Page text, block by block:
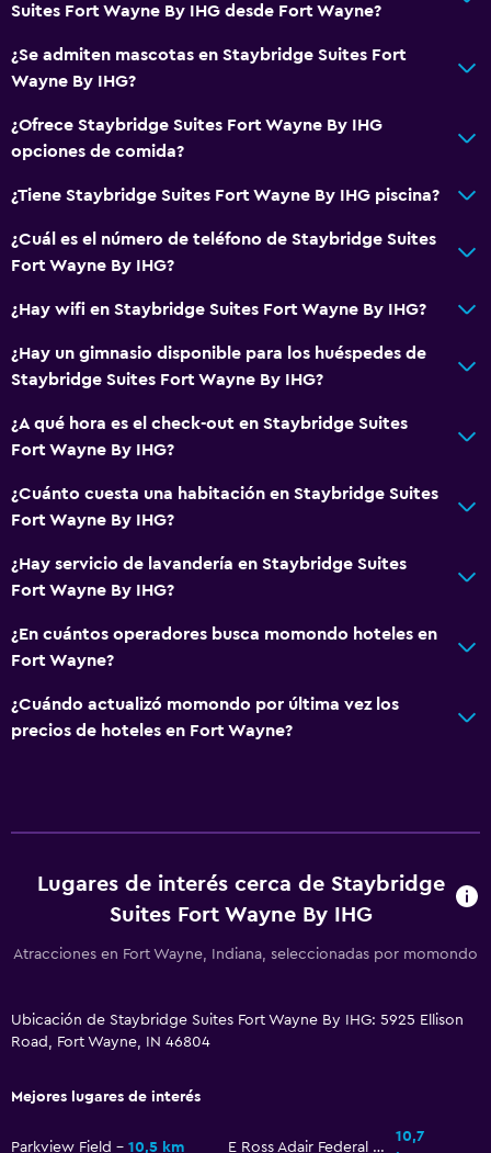
Mascotas permitidas bajo consulta (pueden aplicar cargos
extra)
Accesibilidad
Ascensor
Estacionamiento accesible
Para no fumadores
Áreas designadas para fumadores
Zona de estar
Sofá
Alfombrado
Salud y seguridad
Limpieza diaria
Botiquín de primeros auxilios
Detector de monóxido de carbono
Seguridad las 24 horas
Caja fuerte
Baño pequeño adicional
Secador de pelo
Baño privado
Menús para dietas especiales (bajo petición)
Mesa de comedor
Suites Fort Wayne By IHG desde Fort Wayne?
¿Se admiten mascotas en Staybridge Suites Fort
Wayne By IHG?
¿Ofrece Staybridge Suites Fort Wayne By IHG
opciones de comida?
¿Tiene Staybridge Suites Fort Wayne By IHG piscina?
¿Cuál es el número de teléfono de Staybridge Suites
Fort Wayne By IHG?
¿Hay wifi en Staybridge Suites Fort Wayne By IHG?
¿Hay un gimnasio disponible para los huéspedes de
Staybridge Suites Fort Wayne By IHG?
¿A qué hora es el check-out en Staybridge Suites
Fort Wayne By IHG?
¿Cuánto cuesta una habitación en Staybridge Suites
Fort Wayne By IHG?
¿Hay servicio de lavandería en Staybridge Suites
Fort Wayne By IHG?
¿En cuántos operadores busca momondo hoteles en
Fort Wayne?
¿Cuándo actualizó momondo por última vez los
precios de hoteles en Fort Wayne?
Lugares de interés cerca de Staybridge
Suites Fort Wayne By IHG
Atracciones en Fort Wayne, Indiana, seleccionadas por momondo
Ubicación de Staybridge Suites Fort Wayne By IHG: 5925 Ellison
Road, Fort Wayne, IN 46804
Mejores lugares de interés
Parkview Field 10,5 km E Ross Adair Federal Building and United States Courthouse
10,7